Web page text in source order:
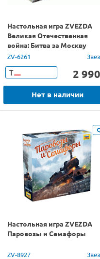
Настольная игра ZVEZDA
Великая Отечественная
война: Битва за Москву
ZV-6261
Т 2 990
Нет в наличии
Настольная игра ZVEZDA
Паровозы и Семафоры
ZV-8927